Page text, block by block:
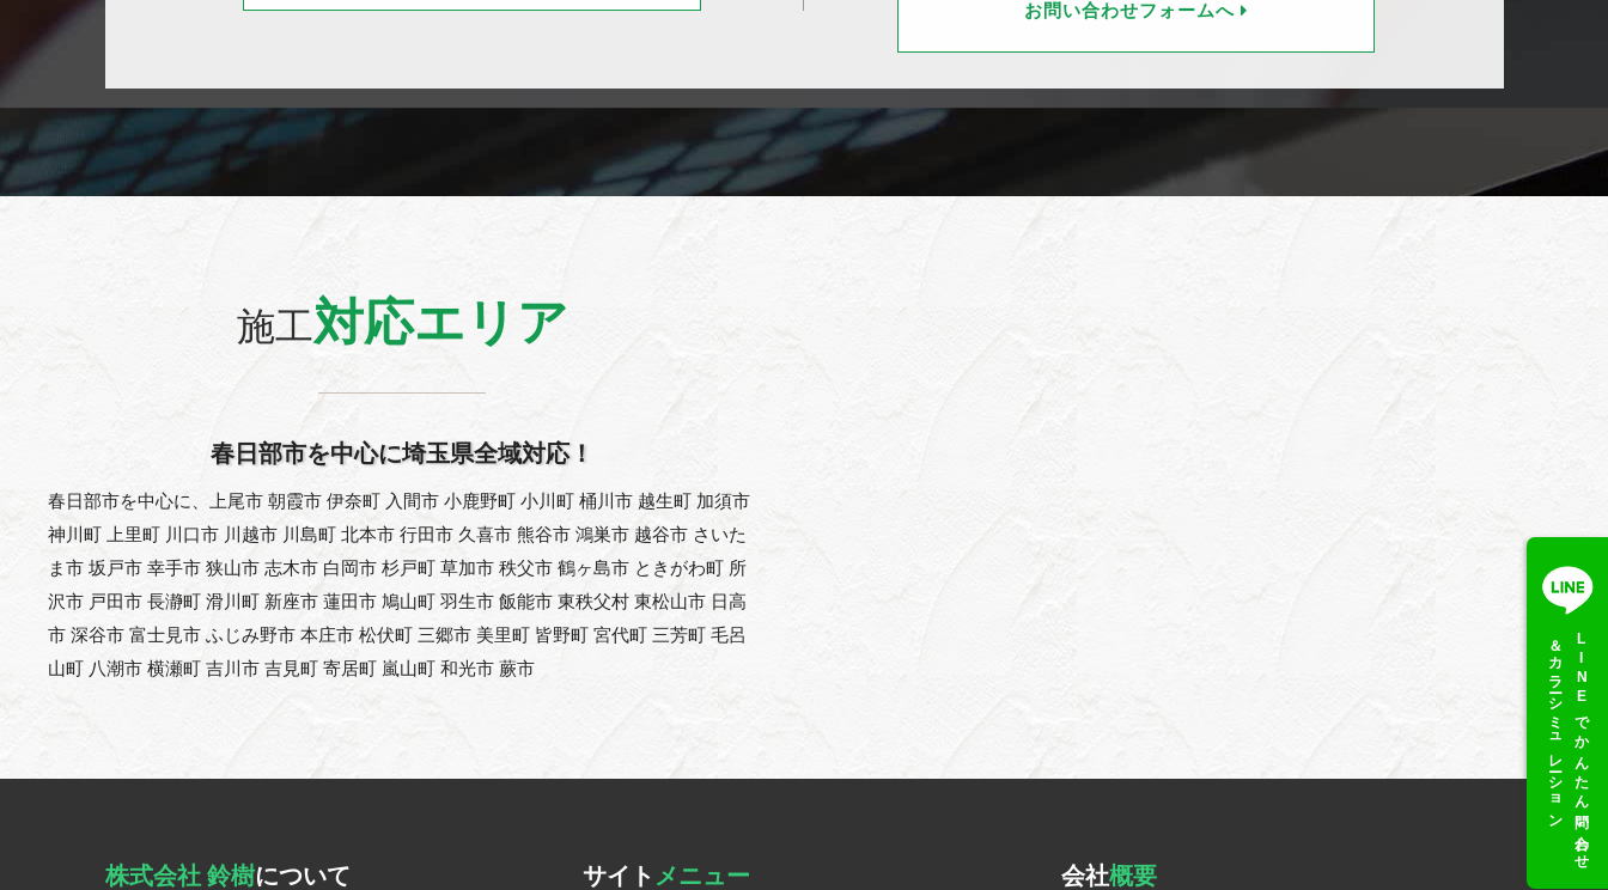
お問い合わせフォームへ
施工対応エリア
春日部市を中心に埼玉県全域対応！
春日部市を中心に、上尾市 朝霞市 伊奈町 入間市 小鹿野町 小川町 桶川市 越生町 加須市
神川町 上里町 川口市 川越市 川島町 北本市 行田市 久喜市 熊谷市 鴻巣市 越谷市 さいた
ま市 坂戸市 幸手市 狭山市 志木市 白岡市 杉戸町 草加市 秩父市 鶴ヶ島市 ときがわ町 所
沢市 戸田市 長瀞町 滑川町 新座市 蓮田市 鳩山町 羽生市 飯能市 東秩父村 東松山市 日高
市 深谷市 富士見市 ふじみ野市 本庄市 松伏町 三郷市 美里町 皆野町 宮代町 三芳町 毛呂
山町 八潮市 横瀬町 吉川市 吉見町 寄居町 嵐山町 和光市 蕨市
LINEでかんたん問い合わせ
＆カラーシミュレーション
株式会社 鈴樹について サイト メニュー 会社概要